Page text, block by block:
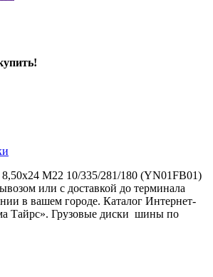
M22 10/335/281/180 (YN01FB01)
или с доставкой до терминала
в вашем городе. Каталог Интернет-
Тайрс». Грузовые диски шины по